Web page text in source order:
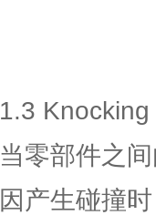
1.3
当零部件之
因产生碰撞